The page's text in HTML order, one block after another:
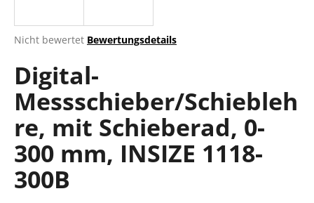
Die
Produktbewertung
ist
0,0
von
Sternen.
Nicht bewertet Bewertungsdetails
Digital-
Messschieber/Schiebleh
re, mit Schieberad, 0-
300 mm, INSIZE 1118-
300B
W
r
e
m
p